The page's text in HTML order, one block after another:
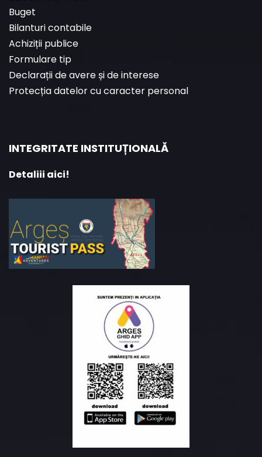
Buget
Bilanturi contabile
Achiziții publice
Formulare tip
Declarații de avere și de interese
Protecția datelor cu caracter personal
INTEGRITATE INSTITUȚIONALĂ
Detaliii aici!